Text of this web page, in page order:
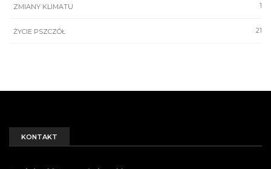
1
ZMIANY KLIMATU
21
ŻYCIE PSZCZÓŁ
KONTAKT